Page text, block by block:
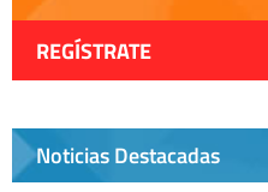
REGÍSTRATE
Noticias Destacadas